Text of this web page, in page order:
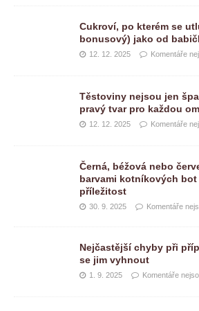
Cukroví, po kterém se
bonusový) jako od
12. 12. 2025 Komentáře
Těstoviny nejsou jen
pravý tvar pro každou
12. 12. 2025 Komentáře
Černá, béžová nebo
barvami kotníkových bot
příležitost
30. 9. 2025 Komentáře
Nejčastější chyby při
se jim vyhnout
1. 9. 2025 Komentáře